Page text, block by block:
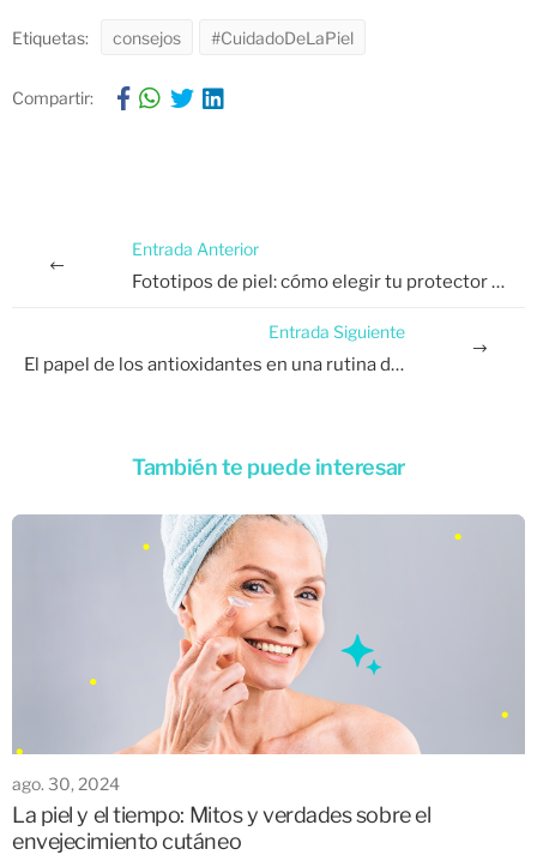
Etiquetas: consejos #CuidadoDeLaPiel
Compartir:
Entrada Anterior
Fototipos de piel: cómo elegir tu protector solar ideal
Entrada Siguiente
El papel de los antioxidantes en una rutina de verano
También te puede interesar
ago. 30, 2024
La piel y el tiempo: Mitos y verdades sobre el
envejecimiento cutáneo